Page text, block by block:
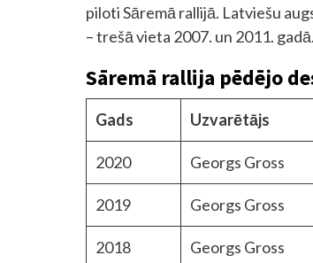
piloti Sāremā rallijā. Latviešu
– trešā vieta 2007. un 2011. gadā.
Sāremā rallija pēdējo
Gads Uzvarētājs
2020 Georgs Gross
2019 Georgs Gross
2018 Georgs Gross